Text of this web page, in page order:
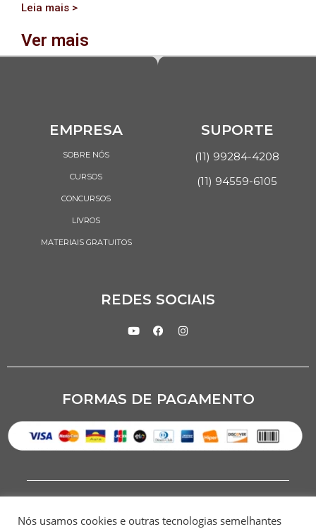
Leia mais >
Ver mais
EMPRESA
SOBRE NÓS
CURSOS
CONCURSOS
LIVROS
MATERIAIS GRATUITOS
SUPORTE
(11) 99284-4208
(11) 94559-6105
REDES SOCIAIS
FORMAS DE PAGAMENTO
Nós usamos cookies e outras tecnologias semelhantes